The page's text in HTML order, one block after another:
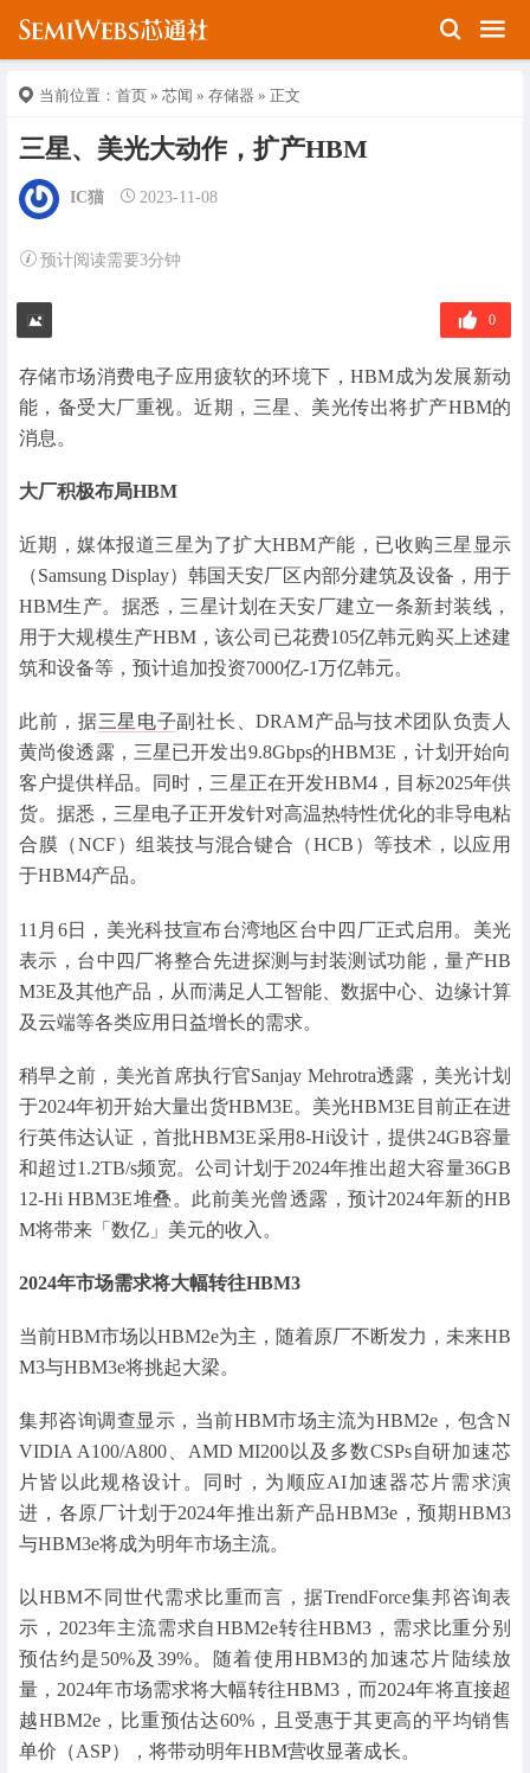
当前位置： 首页 » 芯闻 » 存储器 » 正文
三星、美光大动作，扩产HBM
IC猫 2023-11-08
预计阅读需要3分钟
0
存储市场消费电子应用疲软的环境下，HBM成为发展新动
能，备受大厂重视。近期，三星、美光传出将扩产HBM的
消息。
大厂积极布局HBM
近期，媒体报道三星为了扩大HBM产能，已收购三星显示
（Samsung Display）韩国天安厂区内部分建筑及设备，用于
HBM生产。据悉，三星计划在天安厂建立一条新封装线，
用于大规模生产HBM，该公司已花费105亿韩元购买上述建
筑和设备等，预计追加投资7000亿-1万亿韩元。
此前，据三星电子副社长、DRAM产品与技术团队负责人
黄尚俊透露，三星已开发出9.8Gbps的HBM3E，计划开始向
客户提供样品。同时，三星正在开发HBM4，目标2025年供
货。据悉，三星电子正开发针对高温热特性优化的非导电粘
合膜（NCF）组装技与混合键合（HCB）等技术，以应用
于HBM4产品。
11月6日，美光科技宣布台湾地区台中四厂正式启用。美光
表示，台中四厂将整合先进探测与封装测试功能，量产HB
M3E及其他产品，从而满足人工智能、数据中心、边缘计算
及云端等各类应用日益增长的需求。
稍早之前，美光首席执行官Sanjay Mehrotra透露，美光计划
于2024年初开始大量出货HBM3E。美光HBM3E目前正在进
行英伟达认证，首批HBM3E采用8-Hi设计，提供24GB容量
和超过1.2TB/s频宽。公司计划于2024年推出超大容量36GB
12-Hi HBM3E堆叠。此前美光曾透露，预计2024年新的HB
M将带来「数亿」美元的收入。
2024年市场需求将大幅转往HBM3
当前HBM市场以HBM2e为主，随着原厂不断发力，未来HB
M3与HBM3e将挑起大梁。
集邦咨询调查显示，当前HBM市场主流为HBM2e，包含N
VIDIA A100/A800、AMD MI200以及多数CSPs自研加速芯
片皆以此规格设计。同时，为顺应AI加速器芯片需求演
进，各原厂计划于2024年推出新产品HBM3e，预期HBM3
与HBM3e将成为明年市场主流。
以HBM不同世代需求比重而言，据TrendForce集邦咨询表
示，2023年主流需求自HBM2e转往HBM3，需求比重分别
预估约是50%及39%。随着使用HBM3的加速芯片陆续放
量，2024年市场需求将大幅转往HBM3，而2024年将直接超
越HBM2e，比重预估达60%，且受惠于其更高的平均销售
单价（ASP），将带动明年HBM营收显著成长。